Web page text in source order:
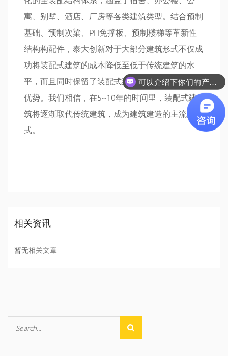
寓、别墅、酒店、厂房等各类建筑类型。结合预制
基础、预制次梁、PH免撑板、预制楼梯等革新性
结构构配件，泰大创新对于大部分建筑形式不仅成
功将装配式建筑的成本降低至低于传统建筑的水
平，而且同时保留了装配式建筑工期短、品质高的
优势。我们相信，在5~10年的时间里，装配式建
筑将逐渐取代传统建筑，成为建筑建造的主流形
式。
相关资讯
暂无相关文章